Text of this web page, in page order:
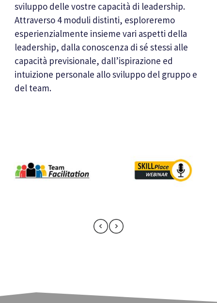
sviluppo delle vostre capacità di leadership.
Attraverso 4 moduli distinti, esploreremo
esperienzialmente insieme vari aspetti della
leadership, dalla conoscenza di sé stessi alle
capacità previsionale, dall’ispirazione ed
intuizione personale allo sviluppo del gruppo e
del team.